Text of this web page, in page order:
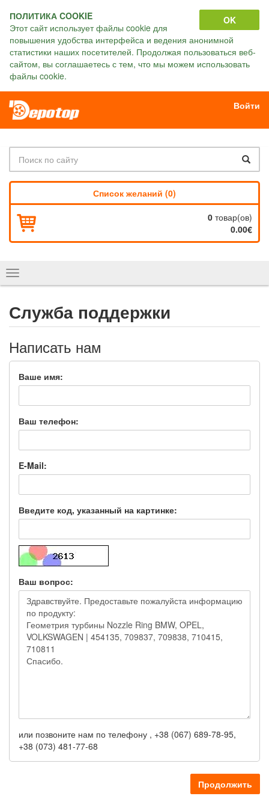
OK
ПОЛИТИКА COOKIE
Этот сайт использует файлы cookie для
повышения удобства интерфейса и ведения анонимной
статистики наших посетителей. Продолжая пользоваться веб-
сайтом, вы соглашаетесь с тем, что мы можем использовать
файлы cookie.
Войти
Список желаний (0)
0 товар(ов)
0.00€
Показать
навигацию
Служба поддержки
Написать нам
Ваше имя:
Ваш телефон:
E-Mail:
Введите код, указанный на картинке:
Ваш вопрос:
или позвоните нам по телефону , +38 (067) 689-78-95,
+38 (073) 481-77-68
Продолжить